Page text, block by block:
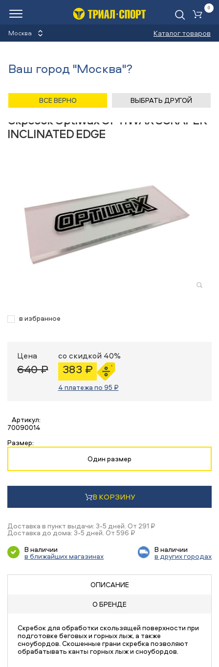
Москва Каталог товаров
0
Скребок Optiwax OPTIWAX SCRAPER
INCLINATED EDGE
в избранное
Цена
640 ₽
со скидкой 40%
383 ₽
4 платежа по 95 ₽
Артикул:
70090014
Размер:
Один размер
В КОРЗИНУ
Доставка в пункт выдачи: 3-5 дней. От 291 ₽
Доставка до дома: 3-5 дней. От 596 ₽
В наличии
в ближайших магазинах
В наличии
в других городах
ОПИСАНИЕ
О БРЕНДЕ
Скребок для обработки скользящей поверхности при
подготовке беговых и горных лыж, а также
сноубордов. Скошенные грани скребка позволяют
обрабатывать канты горных лыж и сноубордов.
Ваш город "Москва"?
ВСЕ ВЕРНО ВЫБРАТЬ ДРУГОЙ